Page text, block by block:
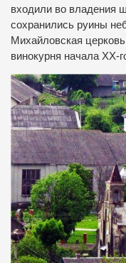
входили во владения
сохранились руины
Михайловская
винокурня начала ХХ-